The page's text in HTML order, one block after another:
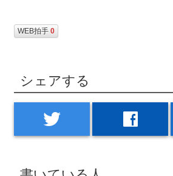
WEB拍手 0
シェアする
twitter facebook